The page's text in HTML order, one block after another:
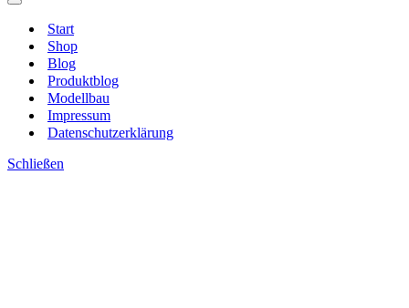
Navigationsmenü
Start
Shop
Blog
Produktblog
Modellbau
Impressum
Datenschutzerklärung
Schließen